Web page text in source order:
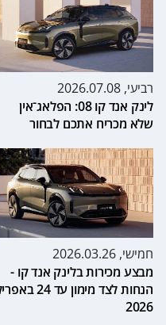
רביעי, 2026.07.08
לינק אנד קו 08: הפלאג־אין
שלא מכריח אתכם לבחור
חמישי, 2026.03.26
מבצע מכירות בלינק אנד קו -
הנחות לצד מימון עד 24
2026